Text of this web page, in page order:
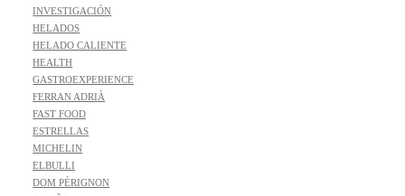
INVESTIGACIÓN
HELADOS
HELADO CALIENTE
HEALTH
GASTROEXPERIENCE
FERRAN ADRIÀ
FAST FOOD
ESTRELLAS
MICHELIN
ELBULLI
DOM PÉRIGNON